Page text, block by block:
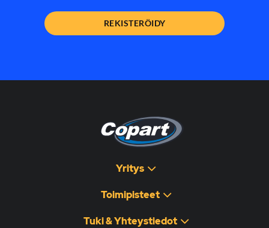
REKISTERÖIDY
Yritys
Toimipisteet
Tuki & Yhteystiedot